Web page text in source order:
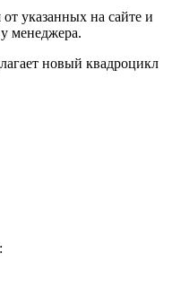
указанных на сайте и
менеджера.
новый квадроцикл